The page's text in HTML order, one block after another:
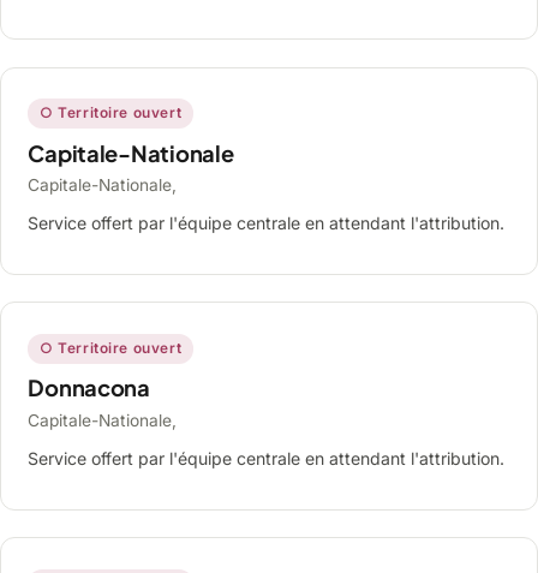
○ Territoire ouvert
Capitale-Nationale
Capitale-Nationale,
Service offert par l'équipe centrale en attendant l'attribution.
○ Territoire ouvert
Donnacona
Capitale-Nationale,
Service offert par l'équipe centrale en attendant l'attribution.